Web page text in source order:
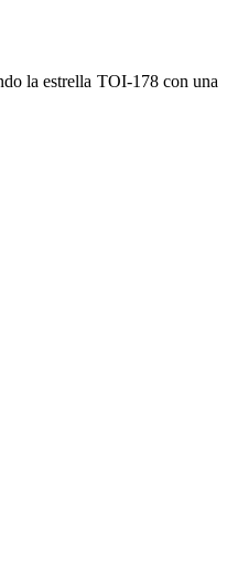
la estrella TOI-178 con una